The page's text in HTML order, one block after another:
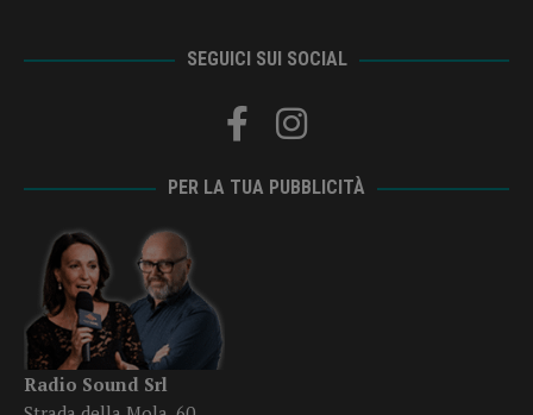
SEGUICI SUI SOCIAL
PER LA TUA PUBBLICITÀ
Radio Sound Srl